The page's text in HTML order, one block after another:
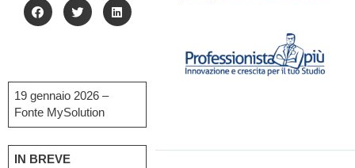
19 gennaio 2026 –
Fonte MySolution
IN BREVE